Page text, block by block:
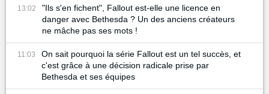
13:02
"Ils s'en fichent", Fallout est-elle une licence en
danger avec Bethesda ? Un des anciens créateurs
ne mâche pas ses mots !
11:03
On sait pourquoi la série Fallout est un tel succès, et
c'est grâce à une décision radicale prise par
Bethesda et ses équipes